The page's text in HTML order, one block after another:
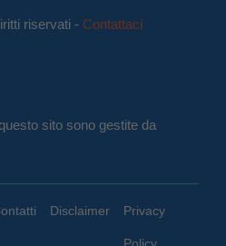
riservati - Contattaci
sito sono gestite da
Disclaimer Privacy